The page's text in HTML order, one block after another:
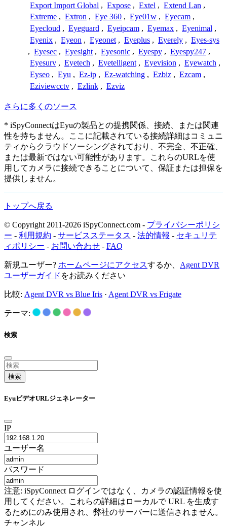
Export Import Global , Expose , Extel , Extend Lan ,
Extreme , Extron , Eye 360 , Eye01w , Eyecam ,
Eyecloud , Eyeguard , Eyeipcam , Eyemax , Eyenimal ,
Eyenix , Eyeon , Eyeonet , Eyeplus , Eyerely , Eyes-sys
, Eyesec , Eyesight , Eyesonic , Eyespy , Eyespy247 ,
Eyesurv , Eyetech , Eyetelligent , Eyevision , Eyewatch ,
Eyseo , Eyu , Ez-ip , Ez-watching , Ezbiz , Ezcam ,
Eziviewcctv , Ezlink , Ezviz
さらに多くのソース
* iSpyConnectはEyuの製品との提携関係、接続、または関連
性を持ちません。ここに記載されている接続詳細はコミュニ
ティからクラウドソーシングされており、不完全、不正確、
または最新ではない可能性があります。これらのURLを使
用してカメラに接続できることについて、保証または担保を
提供しません。
トップへ戻る
© Copyright 2011-2026 iSpyConnect.com - プライバシーポリシ
ー - 利用規約 - サービスステータス - 法的情報 - セキュリテ
ィポリシー - お問い合わせ - FAQ
新規ユーザー? ホームページにアクセスするか、 Agent DVR
ユーザーガイド をお読みください
比較: Agent DVR vs Blue Iris · Agent DVR vs Frigate
テーマ:
検索
検索
EyuビデオURLジェネレーター
IP
ユーザー名
パスワード
注意: iSpyConnect ログインではなく、カメラの認証情報を使
用してください。これらの詳細はローカルで URL を生成す
るためにのみ使用され、弊社のサーバーに送信されません。
チャンネル